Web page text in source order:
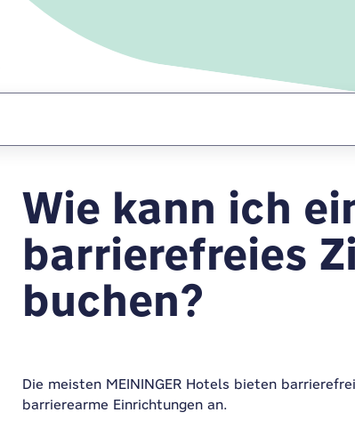
Wie kann ich
barrierefreies
buchen?
Die meisten MEININGER Hotels bieten
barrierearme Einrichtungen an.